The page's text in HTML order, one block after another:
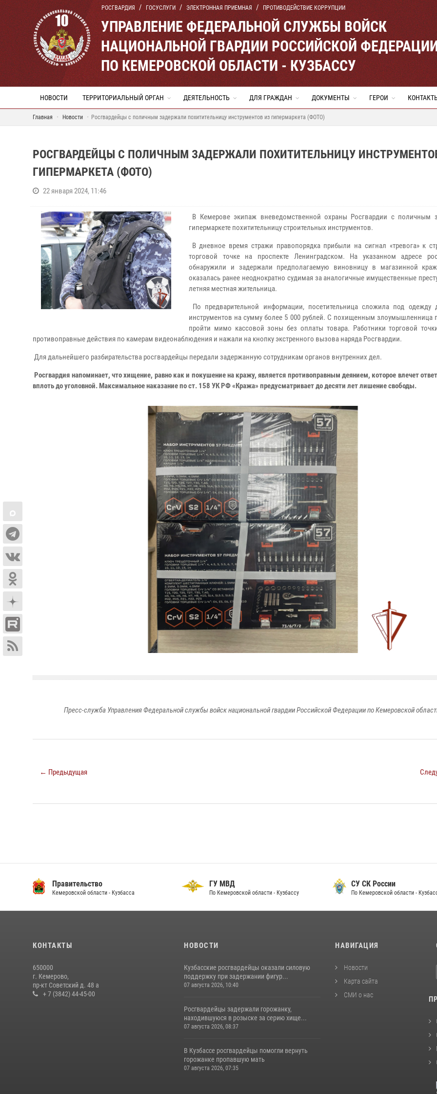
РОСГВАРДИЯ ГОСУСЛУГИ ЭЛЕКТРОННАЯ ПРИЕМНАЯ ПРОТИВОДЕЙСТВИЕ КОРРУПЦИИ
УПРАВЛЕНИЕ ФЕДЕРАЛЬНОЙ СЛУЖБЫ ВОЙСК
НАЦИОНАЛЬНОЙ ГВАРДИИ РОССИЙСКОЙ
ПО КЕМЕРОВСКОЙ ОБЛАСТИ - КУЗБАССУ
НОВОСТИ ТЕРРИТОРИАЛЬНЫЙ ОРГАН ДЕЯТЕЛЬНОСТЬ ДЛЯ ГРАЖДАН ДОКУМЕНТЫ ГЕРОИ
Главная Новости Росгвардейцы с поличным задержали похитительницу инструментов из гипермаркета (ФОТО)
РОСГВАРДЕЙЦЫ С ПОЛИЧНЫМ ЗАДЕРЖАЛИ ПОХИТИТЕЛЬНИЦУ
ГИПЕРМАРКЕТА (ФОТО)
22 января 2024, 11:46
В Кемерове экипаж вневедомственной охраны Росгвардии с поличным
гипермаркете похитительницу строительных инструментов.
В дневное время стражи правопорядка прибыли на сигнал «тревога» к
торговой точке на проспекте Ленинградском. На указанном адресе
обнаружили и задержали предполагаемую виновницу в магазинной
оказалась ранее неоднократно судимая за аналогичные имущественные
летняя местная жительница.
По предварительной информации, посетительница сложила под одежду
инструментов на сумму более 5 000 рублей. С похищенным злоумышленница
пройти мимо кассовой зоны без оплаты товара. Работники торговой
противоправные действия по камерам видеонаблюдения и нажали на кнопку экстренного вызова наряда Росгвардии.
Для дальнейшего разбирательства росгвардейцы передали задержанную сотрудникам органов внутренних дел.
Росгвардия напоминает, что хищение, равно как и покушение на кражу, является противоправным деянием, которое влечет
вплоть до уголовной. Максимальное наказание по ст. 158 УК РФ «Кража» предусматривает до десяти лет лишение свободы.
Пресс-служба Управления Федеральной службы войск национальной гвардии Российской Федерации по Кемеровской
← Предыдущая
Правительство
Кемеровской области - Кузбасса
ГУ МВД
По Кемеровской области - Кузбассу
СУ СК России
По Кемеровской области -
КОНТАКТЫ
650000
г. Кемерово,
пр-кт Советский д. 48 а
+ 7 (3842) 44-45-00
НОВОСТИ
Кузбасские росгвардейцы оказали силовую
поддержку при задержании фигур...
07 августа 2026, 10:40
Росгвардейцы задержали горожанку,
находившуюся в розыске за серию хище...
07 августа 2026, 08:37
В Кузбассе росгвардейцы помогли вернуть
горожанке пропавшую мать
07 августа 2026, 07:35
НАВИГАЦИЯ
Новости
Карта сайта
СМИ о нас